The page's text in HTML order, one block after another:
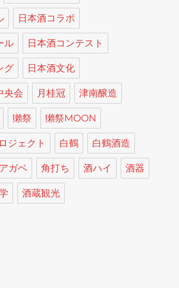
日本酒コラボ
ル 日本酒コンテスト
グ 日本酒文化
央会 月桂冠 津南醸造
獺祭 獺祭MOON
ジェクト 白鶴 白鶴酒造
ガベ 角打ち 酒ハイ 酒器
酒蔵観光